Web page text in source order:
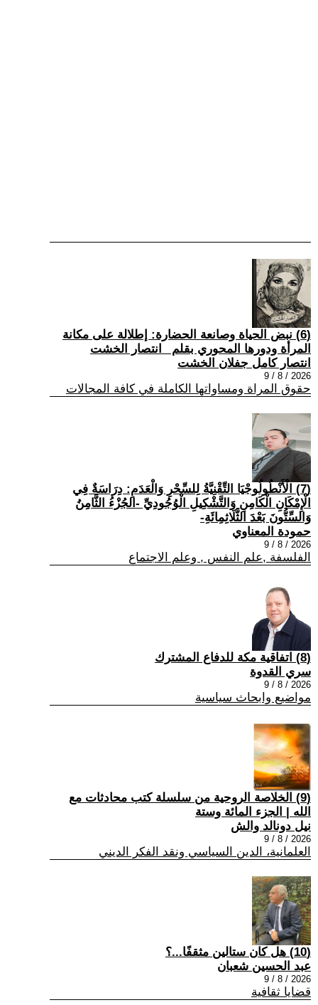
(6) نبض الحياة وصانعة الحضارة: إطلالة على مكانة
المرأة ودورها المحوري بقلم _انتصار الخشت
انتصار كامل جفلان الخشت
2026 / 8 / 9
حقوق المراة ومساواتها الكاملة في كافة المجالات
(7) الْأَنْطُولُوجْيَا التِّقْنِيَّةُ لِلسِّحْرِ وَالْعَدَمِ: دِرَاسَةٌ فِي
الْإِمْكَانِ الْكَامِنِ وَالتَّشْكِيلِ الْوُجُودِيِّ -الجُزْءُ الثَّامِنُ
وَالسِّتُّونَ بَعْدَ الثَّلَاثِمِائَةِ-
حمودة المعناوي
2026 / 8 / 9
الفلسفة ,علم النفس , وعلم الاجتماع
(8) اتفاقية مكة للدفاع المشترك
سري القدوة
2026 / 8 / 9
مواضيع وابحاث سياسية
(9) الخلاصة الروحية من سلسلة كتب محادثات مع
الله | الجزء المائة وستة
نيل دونالد والش
2026 / 8 / 9
العلمانية، الدين السياسي ونقد الفكر الديني
(10) هل كان ستالين مثقفًا...؟
عبد الحسين شعبان
2026 / 8 / 9
قضايا ثقافية